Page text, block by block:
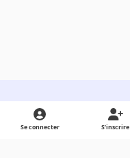
Light ModeDark ModeSystem Preference
Se connecter S’inscrire